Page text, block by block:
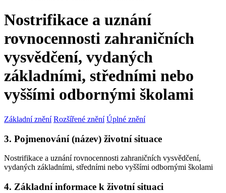
Nostrifikace a uznání
rovnocennosti zahraničních
vysvědčení, vydaných
základními, středními nebo
vyššími odbornými školami
Základní znění Rozšířené znění Úplné znění
3. Pojmenování (název) životní situace
Nostrifikace a uznání rovnocennosti zahraničních vysvědčení,
vydaných základními, středními nebo vyššími odbornými školami
4. Základní informace k životní situaci